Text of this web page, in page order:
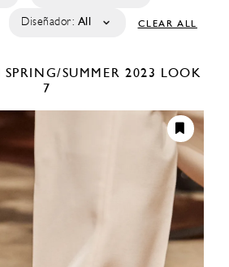
Diseñador: All CLEAR ALL
SPRING/SUMMER 2023
LOOK
7